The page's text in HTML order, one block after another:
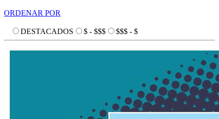
ORDENAR POR
DESTACADOS $ - $$$ $$$ - $